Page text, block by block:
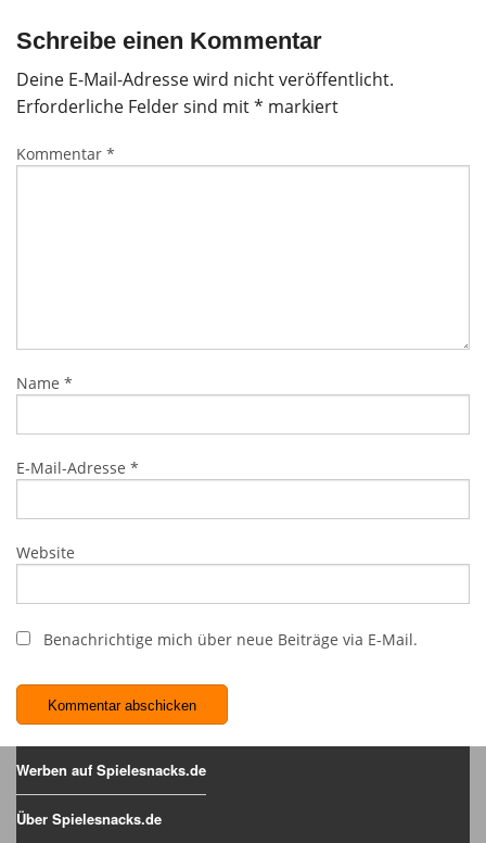
Schreibe einen Kommentar
Deine E-Mail-Adresse wird nicht veröffentlicht.
Erforderliche Felder sind mit* markiert
Kommentar *
Name *
E-Mail-Adresse *
Website
Benachrichtige mich über neue Beiträge via E-Mail.
Werben auf Spielesnacks.de
Über Spielesnacks.de